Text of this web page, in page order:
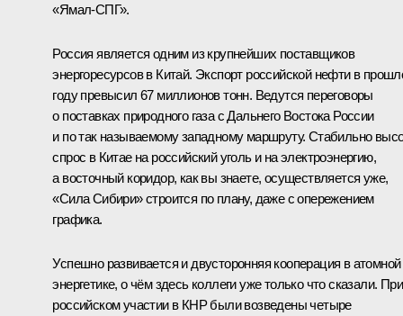
«Ямал‑СПГ».
Россия является одним из крупнейших поставщиков
энергоресурсов в Китай. Экспорт российской нефти в
году превысил 67 миллионов тонн. Ведутся переговоры
о поставках природного газа с Дальнего Востока России
и по так называемому западному маршруту. Стабильно
спрос в Китае на российский уголь и на электроэнергию,
а восточный коридор, как вы знаете, осуществляется уже,
«Сила Сибири» строится по плану, даже с опережением
графика.
Успешно развивается и двусторонняя кооперация в атомной
энергетике, о чём здесь коллеги уже только что сказали. При
российском участии в КНР были возведены четыре